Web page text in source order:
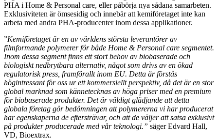
PHA i Home & Personal care, eller påbörja nya sådana samarbeten.
Exklusiviteten är ömsesidig och innebär att kemiföretaget inte kan
arbeta med andra PHA-producenter inom dessa applikationer.
”Kemiföretaget är en av världens största leverantörer av
filmformande polymerer för både Home & Personal care segmentet.
Inom dessa segment finns ett stort behov av biobaserade och
biologiskt nedbrytbara alternativ, något som drivs av en ökad
regulatorisk press, framförallt inom EU. Detta är förstås
högintressant för oss ur ett kommersiellt perspektiv, då det är en stor
global marknad som kännetecknas av höga priser med en premium
för biobaserade produkter. Det är väldigt glädjande att detta
globala företag gör bedömningen att polymererna vi har producerat
har egenskaperna de eftersträvar, och att de väljer att satsa exklusivt
på produkter producerade med vår teknologi.” säger Edvard Hall,
VD, Bioextrax.